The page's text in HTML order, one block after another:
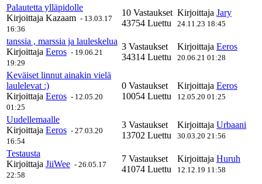
Palautetta ylläpidolle
Kirjoittaja Kazaam - 13.03.17
16:36
10 Vastaukset
43754 Luettu
Kirjoittaja Jary
24.11.23 18:45
tanssia , marssia ja lauleskelua
Kirjoittaja Eeros - 19.06.21
19:29
3 Vastaukset
34314 Luettu
Kirjoittaja Eeros
20.06.21 01:28
Keväiset linnut ainakin vielä
laulelevat :)
Kirjoittaja Eeros - 12.05.20
01:25
0 Vastaukset
10054 Luettu
Kirjoittaja Eeros
12.05.20 01:25
Uudellemaalle
Kirjoittaja Eeros - 27.03.20
16:54
3 Vastaukset
13702 Luettu
Kirjoittaja Urbaani
30.03.20 21:56
Testausta
Kirjoittaja JiiWee - 26.05.17
22:58
7 Vastaukset
41074 Luettu
Kirjoittaja Huruh
12.12.19 11:58